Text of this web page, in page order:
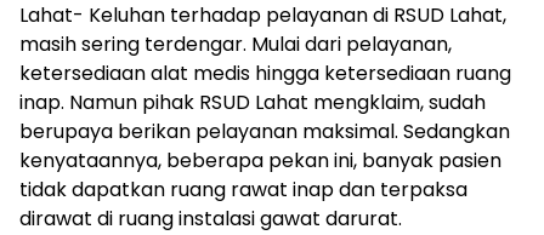
Lahat- Keluhan terhadap pelayanan di RSUD Lahat,
masih sering terdengar. Mulai dari pelayanan,
ketersediaan alat medis hingga ketersediaan ruang
inap. Namun pihak RSUD Lahat mengklaim, sudah
berupaya berikan pelayanan maksimal. Sedangkan
kenyataannya, beberapa pekan ini, banyak pasien
tidak dapatkan ruang rawat inap dan terpaksa
dirawat di ruang instalasi gawat darurat.